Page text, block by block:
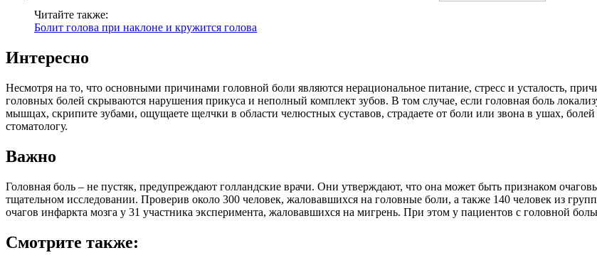
Читайте также:
Болит голова при наклоне и кружится голова
Интересно
Несмотря на то, что основными причинами головной боли являются нерациональное питание, стресс и усталость,
головных болей скрываются нарушения прикуса и неполный комплект зубов. В том случае, если головная боль
мышцах, скрипите зубами, ощущаете щелчки в области челюстных суставов, страдаете от боли или звона в ушах,
стоматологу.
Важно
Головная боль – не пустяк, предупреждают голландские врачи. Они утверждают, что она может быть признаком
тщательном исследовании. Проверив около 300 человек, жаловавшихся на головные боли, а также 140 человек из
очагов инфаркта мозга у 31 участника эксперимента, жаловавшихся на мигрень. При этом у пациентов с головной
Смотрите также: